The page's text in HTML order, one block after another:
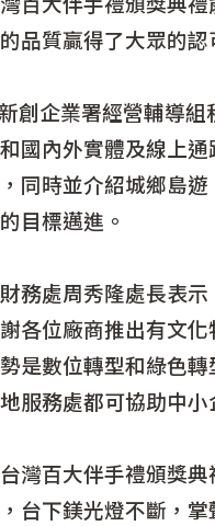
品質贏得了大眾的
企業署經營輔導組
國內外實體及線上
同時並介紹城鄉島
目標邁進。
處周秀隆處長表示
各位廠商推出有文
是數位轉型和綠色
服務處都可協助中
百大伴手禮頒獎典
台下鎂光燈不斷，